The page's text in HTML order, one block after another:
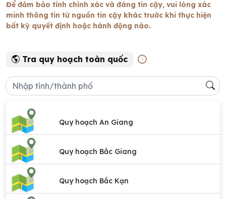
Để đảm bảo tính chính xác và đáng tin cậy, vui lòng xác
minh thông tin từ nguồn tin cậy khác trước khi thực hiện
bất kỳ quyết định hoặc hành động nào.
Tra quy hoạch toàn quốc
Quy hoạch An Giang
Quy hoạch Bắc Giang
Quy hoạch Bắc Kạn